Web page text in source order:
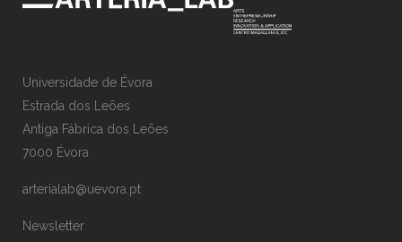
Universidade de Évora
Estrada dos Leões
Antiga Fábrica dos Leões
7000 Évora
arterialab@uevora.pt
Newsletter